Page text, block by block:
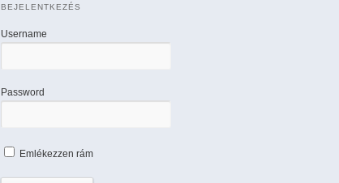
BEJELENTKEZÉS
Username
Password
Emlékezzen rám